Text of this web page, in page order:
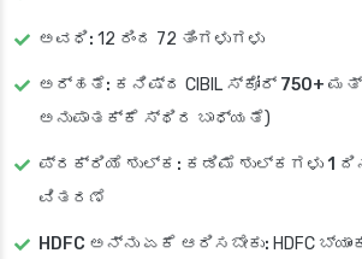
ಅವಧಿ: 12 ರಿಂದ 72 ತಿಂಗಳುಗಳು
ಅರ್ಹತೆ: ಕನಿಷ್ಠ CIBIL ಸ್ಕೋರ್ 750+
ಅನುಪಾತಕ್ಕೆ ಸ್ಥಿರ ಬಾಧ್ಯತೆ)
ಪ್ರಕ್ರಿಯೆ ಶುಲ್ಕ: ಕಡಿಮೆ ಶುಲ್ಕಗಳು 1
ವಿತರಣೆ
HDFC ಅನ್ನು ಏಕೆ ಆರಿಸಬೇಕು: HDFC